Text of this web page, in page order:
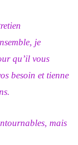
je
qu’il vous
besoin et tienne
mais